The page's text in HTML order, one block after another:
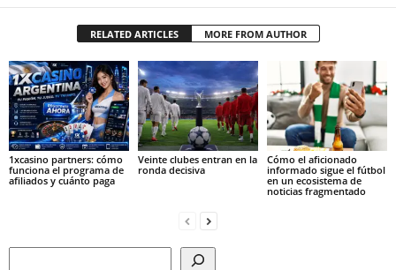
RELATED ARTICLES MORE FROM AUTHOR
1xcasino partners: cómo
funciona el programa de
afiliados y cuánto paga
Veinte clubes entran en la
ronda decisiva
Cómo el aficionado
informado sigue el fútbol
en un ecosistema de
noticias fragmentado